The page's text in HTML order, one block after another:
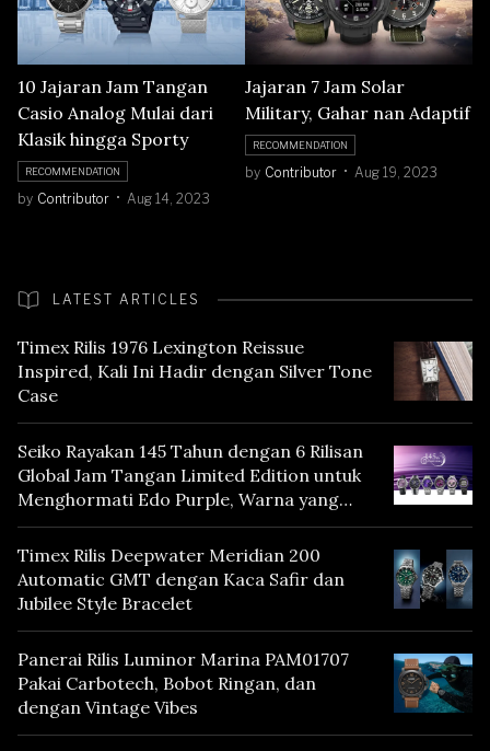
10 Jajaran Jam Tangan
Casio Analog Mulai dari
Klasik hingga Sporty
RECOMMENDATION
by Contributor Aug 14, 2023
Jajaran 7 Jam Solar
Military, Gahar nan Adaptif
RECOMMENDATION
by Contributor Aug 19, 2023
LATEST ARTICLES
Timex Rilis 1976 Lexington Reissue
Inspired, Kali Ini Hadir dengan Silver Tone
Case
Seiko Rayakan 145 Tahun dengan 6 Rilisan
Global Jam Tangan Limited Edition untuk
Menghormati Edo Purple, Warna yang
Mencerminkan Warisan Tokyo
Timex Rilis Deepwater Meridian 200
Automatic GMT dengan Kaca Safir dan
Jubilee Style Bracelet
Panerai Rilis Luminor Marina PAM01707
Pakai Carbotech, Bobot Ringan, dan
dengan Vintage Vibes